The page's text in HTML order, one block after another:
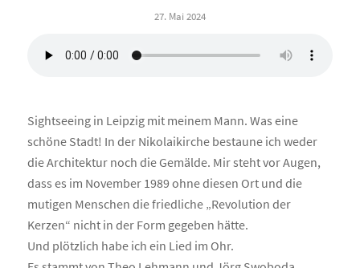
27. Mai 2024
Sightseeing in Leipzig mit meinem Mann. Was eine
schöne Stadt! In der Nikolaikirche bestaune ich weder
die Architektur noch die Gemälde. Mir steht vor Augen,
dass es im November 1989 ohne diesen Ort und die
mutigen Menschen die friedliche „Revolution der
Kerzen“ nicht in der Form gegeben hätte.
Und plötzlich habe ich ein Lied im Ohr.